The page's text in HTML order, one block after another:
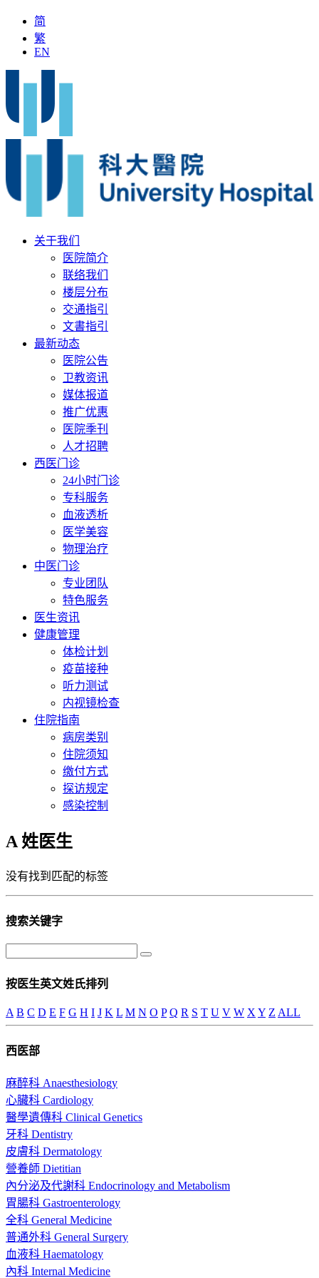
简
繁
EN
关于我们
医院简介
联络我们
楼层分布
交通指引
文書指引
最新动态
医院公告
卫教资讯
媒体报道
推广优惠
医院季刊
人才招聘
西医门诊
24小时门诊
专科服务
血液透析
医学美容
物理治疗
中医门诊
专业团队
特色服务
医生资讯
健康管理
体检计划
疫苗接种
听力测试
内视镜检查
住院指南
病房类别
住院须知
缴付方式
探访规定
感染控制
A 姓医生
没有找到匹配的标签
搜索关键字
按医生英文姓氏排列
A B C D E F G H I J K L M N O P Q R S T U V W X Y Z ALL
西医部
麻醉科 Anaesthesiology
心臟科 Cardiology
醫學遺傳科 Clinical Genetics
牙科 Dentistry
皮膚科 Dermatology
營養師 Dietitian
內分泌及代謝科 Endocrinology and Metabolism
胃腸科 Gastroenterology
全科 General Medicine
普通外科 General Surgery
血液科 Haematology
內科 Internal Medicine